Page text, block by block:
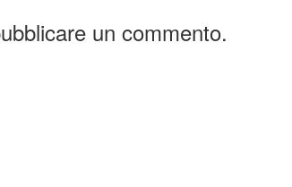
un commento.